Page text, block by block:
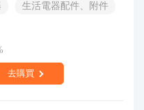
生活電器配件、附件
去購買